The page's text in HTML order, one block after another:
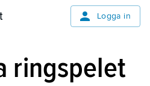
Logga in
ringspelet